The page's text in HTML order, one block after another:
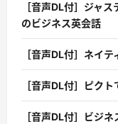
［音声DL付］ジャ
のビジネス英会話
［音声DL付］ネイ
［音声DL付］ピク
［音声DL付］ビジ